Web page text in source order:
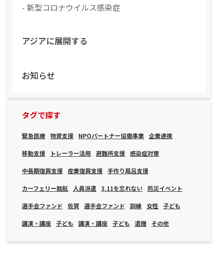
- 新型コロナウイルス感染症
アジアに展開する
お知らせ
タグで探す
緊急医療 物資支援 NPOパートナー協働事業 企業連携
移動支援 トレーラー活用 避難所支援 感染症対策
中長期復興支援 産業復興支援 手作り風呂支援
カーフェリー就航 人員派遣 3.11を忘れない 防災イベント
選手会ファンド 佐賀 選手会ファンド 訓練 女性 子ども
講演・講座 子ども 講演・講座 子ども 遺贈 その他